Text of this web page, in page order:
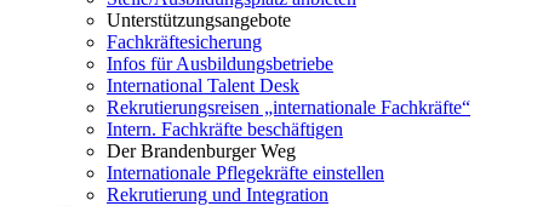
Unterstützungsangebote
Fachkräftesicherung
Infos für Ausbildungsbetriebe
International Talent Desk
Rekrutierungsreisen „internationale Fachkräfte“
Intern. Fachkräfte beschäftigen
Der Brandenburger Weg
Internationale Pflegekräfte einstellen
Rekrutierung und Integration